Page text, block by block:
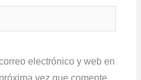
electrónico y web en